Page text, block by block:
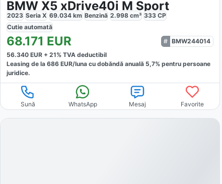
BMW X5 xDrive40i M Sport
2023 Seria X 69.034 km Benzină 2.998 cm³ 333 CP
Cutie automată
68.171 EUR
BMW244014
56.340 EUR + 21% TVA deductibil
Leasing de la 686 EUR/luna cu dobăndă anuală 5,7% pentru persoane
juridice.
Sună WhatsApp Mesaj Favorite